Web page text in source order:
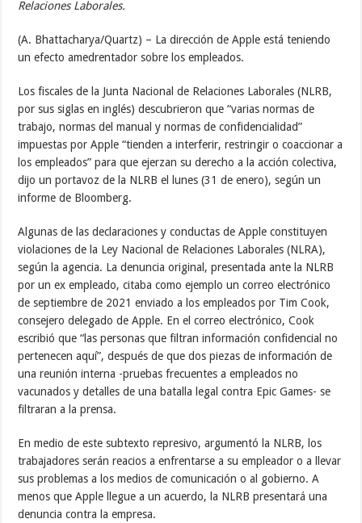
Relaciones Laborales.
(A. Bhattacharya/Quartz) – La dirección de Apple está teniendo
un efecto amedrentador sobre los empleados.
Los fiscales de la Junta Nacional de Relaciones Laborales (NLRB,
por sus siglas en inglés) descubrieron que “varias normas de
trabajo, normas del manual y normas de confidencialidad”
impuestas por Apple “tienden a interferir, restringir o coaccionar a
los empleados” para que ejerzan su derecho a la acción colectiva,
dijo un portavoz de la NLRB el lunes (31 de enero), según un
informe de Bloomberg.
Algunas de las declaraciones y conductas de Apple constituyen
violaciones de la Ley Nacional de Relaciones Laborales (NLRA),
según la agencia. La denuncia original, presentada ante la NLRB
por un ex empleado, citaba como ejemplo un correo electrónico
de septiembre de 2021 enviado a los empleados por Tim Cook,
consejero delegado de Apple. En el correo electrónico, Cook
escribió que “las personas que filtran información confidencial no
pertenecen aquí”, después de que dos piezas de información de
una reunión interna -pruebas frecuentes a empleados no
vacunados y detalles de una batalla legal contra Epic Games- se
filtraran a la prensa.
En medio de este subtexto represivo, argumentó la NLRB, los
trabajadores serán reacios a enfrentarse a su empleador o a llevar
sus problemas a los medios de comunicación o al gobierno. A
menos que Apple llegue a un acuerdo, la NLRB presentará una
denuncia contra la empresa.